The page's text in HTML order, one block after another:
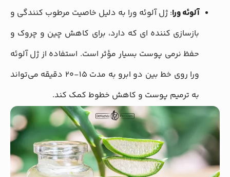
آلوئه‌ ورا: ژل آلوئه‌ ورا به دلیل خاصیت مرطوب‌ کنندگی و
بازسازی‌ کننده‌ ای که دارد، برای کاهش چین و چروک و
حفظ نرمی پوست بسیار مؤثر است. استفاده از ژل آلوئه‌
ورا روی خط بین دو ابرو به مدت 15-20 دقیقه می‌تواند
به ترمیم پوست و کاهش خطوط کمک کند.